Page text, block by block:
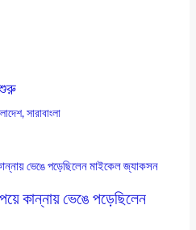
,সারাবাংলা
কান্নায় ভেঙে পড়েছিলেন